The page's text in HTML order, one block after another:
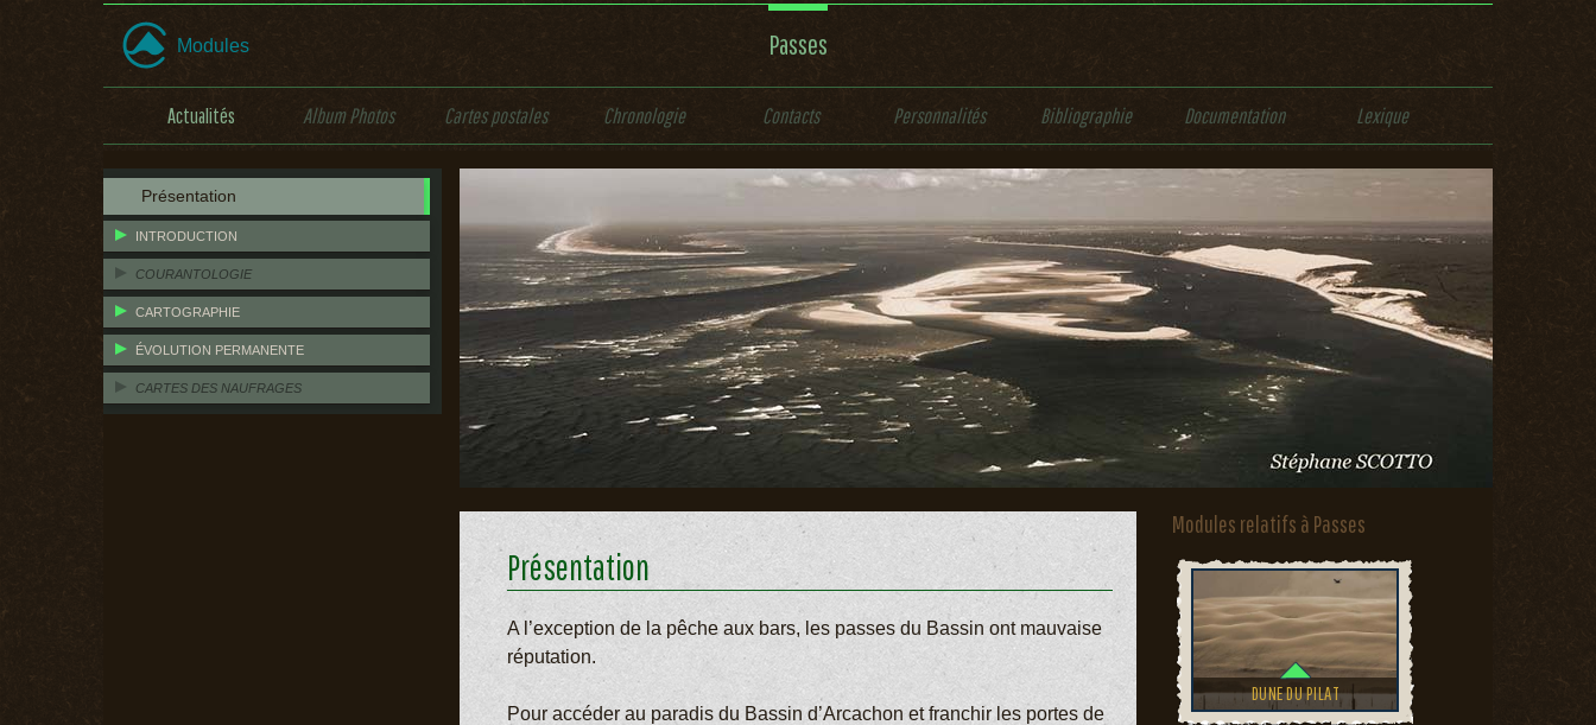
Modules Passes
Actualités Album Photos Cartes postales Chronologie Contacts Personnalités Bibliographie Documentation Lexique
Présentation
INTRODUCTION
COURANTOLOGIE
CARTOGRAPHIE
ÉVOLUTION PERMANENTE
CARTES DES NAUFRAGES
Présentation
A l’exception de la pêche aux bars, les passes du Bassin ont mauvaise
réputation.
Pour accéder au paradis du Bassin d’Arcachon et franchir les portes de
Modules relatifs à Passes
DUNE DU PILAT